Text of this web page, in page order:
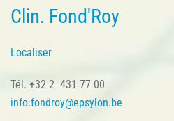
Clin. Fond'Roy
Localiser
Tél. +32 2 431 77 00
info.fondroy@epsylon.be